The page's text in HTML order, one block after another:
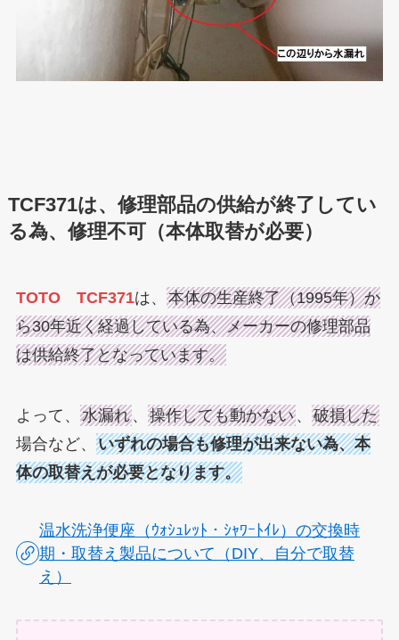
TCF371は、修理部品の供給が終了してい
る為、修理不可（本体取替が必要）
TOTO TCF371は、 本体の生産終了（1995年）か
ら30年近く経過している為、メーカーの修理部品
は供給終了となっています。
よって、 水漏れ、 操作しても動かない、 破損した
場合など、 いずれの場合も修理が出来ない為、本
体の取替えが必要となります。
温水洗浄便座（ｳｫｼｭﾚｯﾄ・ｼｬﾜｰﾄｲﾚ）の交換時
期・取替え製品について（DIY、自分で取替
え）